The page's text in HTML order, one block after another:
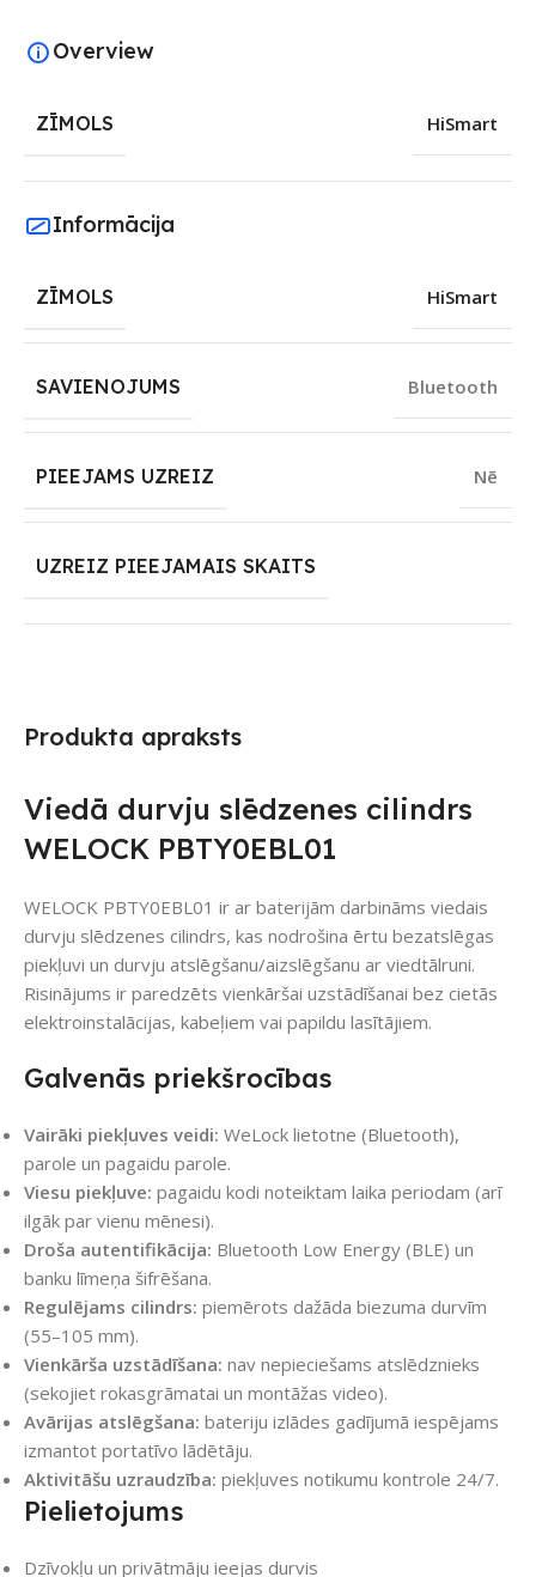
Produkta apraksts
Viedā durvju slēdzenes cilindrs
WELOCK PBTY0EBL01
WELOCK PBTY0EBL01 ir ar baterijām darbināms viedais
durvju slēdzenes cilindrs, kas nodrošina ērtu bezatslēgas
piekļuvi un durvju atslēgšanu/aizslēgšanu ar viedtālruni.
Risinājums ir paredzēts vienkāršai uzstādīšanai bez cietās
elektroinstalācijas, kabeļiem vai papildu lasītājiem.
Galvenās priekšrocības
Vairāki piekļuves veidi: WeLock lietotne (Bluetooth),
parole un pagaidu parole.
Viesu piekļuve: pagaidu kodi noteiktam laika periodam (arī
ilgāk par vienu mēnesi).
Droša autentifikācija: Bluetooth Low Energy (BLE) un
banku līmeņa šifrēšana.
Regulējams cilindrs: piemērots dažāda biezuma durvīm
(55–105 mm).
Vienkārša uzstādīšana: nav nepieciešams atslēdznieks
(sekojiet rokasgrāmatai un montāžas video).
Avārijas atslēgšana: bateriju izlādes gadījumā iespējams
izmantot portatīvo lādētāju.
Aktivitāšu uzraudzība: piekļuves notikumu kontrole 24/7.
Pielietojums
Dzīvokļu un privātmāju ieejas durvis
Overview
ZĪMOLS HiSmart
Informācija
ZĪMOLS HiSmart
SAVIENOJUMS Bluetooth
PIEEJAMS UZREIZ Nē
UZREIZ PIEEJAMAIS SKAITS